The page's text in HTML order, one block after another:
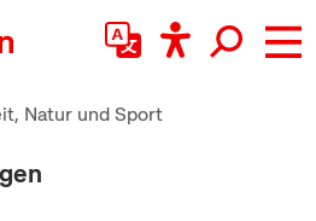
Natur und Sport